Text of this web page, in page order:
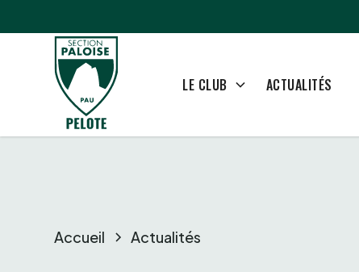
LE CLUB ACTUALITÉS
Accueil Actualités